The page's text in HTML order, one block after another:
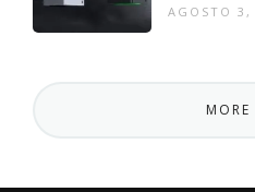
AGOSTO 3,
MORE